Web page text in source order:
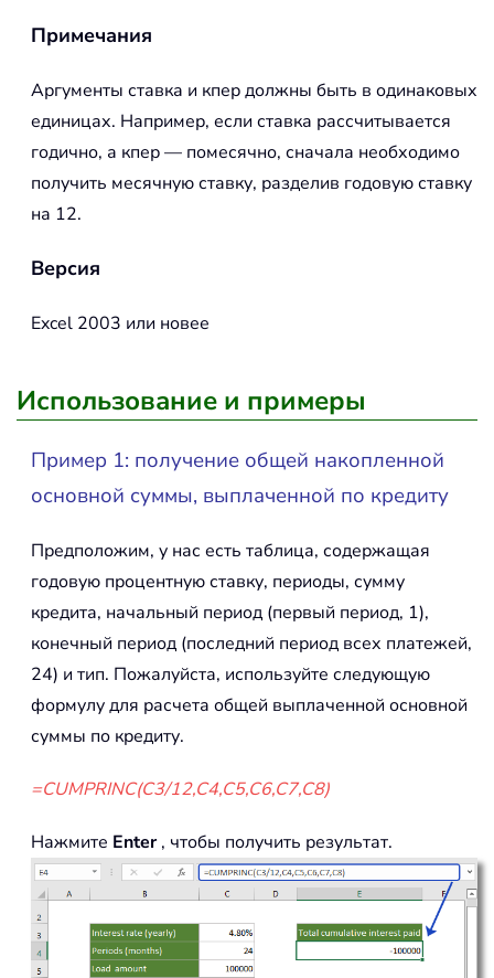
Примечания
Аргументы ставка и кпер должны быть в одинаковых
единицах. Например, если ставка рассчитывается
годично, а кпер — помесячно, сначала необходимо
получить месячную ставку, разделив годовую ставку
на 12.
Версия
Excel 2003 или новее
Использование и примеры
Пример 1: получение общей накопленной
основной суммы, выплаченной по кредиту
Предположим, у нас есть таблица, содержащая
годовую процентную ставку, периоды, сумму
кредита, начальный период (первый период, 1),
конечный период (последний период всех платежей,
24) и тип. Пожалуйста, используйте следующую
формулу для расчета общей выплаченной основной
суммы по кредиту.
=CUMPRINC(C3/12,C4,C5,C6,C7,C8)
Нажмите Enter, чтобы получить результат.